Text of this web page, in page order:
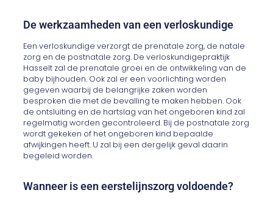
De werkzaamheden van een verloskundige
Een verloskundige verzorgt de prenatale zorg, de natale
zorg en de postnatale zorg. De verloskundigepraktijk
Hasselt zal de prenatale groei en de ontwikkeling van de
baby bijhouden. Ook zal er een voorlichting worden
gegeven waarbij de belangrijke zaken worden
besproken die met de bevalling te maken hebben. Ook
de ontsluiting en de hartslag van het ongeboren kind zal
regelmatig worden gecontroleerd. Bij de postnatale zorg
wordt gekeken of het ongeboren kind bepaalde
afwijkingen heeft. U zal bij een dergelijk geval daarin
begeleid worden.
Wanneer is een eerstelijnszorg voldoende?